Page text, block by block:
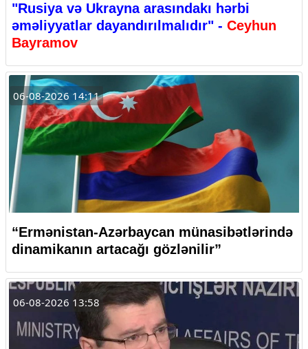
"Rusiya və Ukrayna arasındakı hərbi
əməliyyatlar dayandırılmalıdır" - Ceyhun
Bayramov
06-08-2026 14:11
“Ermənistan-Azərbaycan münasibətlərində
dinamikanın artacağı gözlənilir”
06-08-2026 13:58